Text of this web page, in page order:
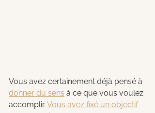
Vous avez certainement déjà pensé à
donner du sens à ce que vous voulez
accomplir. Vous avez fixé un objectif